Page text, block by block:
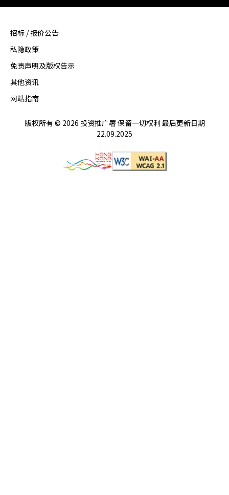
招标 / 报价公告
私隐政策
免责声明及版权告示
其他资讯
网站指南
版权所有 © 2026 投资推广署 保留一切权利 最后更新日期
22.09.2025